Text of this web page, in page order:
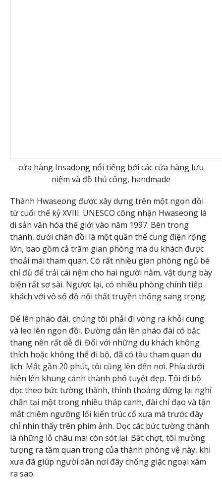
cửa hàng Insadong nổi tiếng bởi các cửa hàng lưu
niệm và đồ thủ công, handmade
Thành Hwaseong được xây dựng trên một ngọn đồi
từ cuối thế kỷ XVIII. UNESCO công nhận Hwaseong là
di sản văn hóa thế giới vào năm 1997. Bên trong
thành, dưới chân đồi là một quần thể cung điện rộng
lớn, bao gồm cả trăm gian phòng mà du khách được
thoải mái tham quan. Có rất nhiều gian phòng ngủ bé
chỉ đủ để trải cái nệm cho hai người nằm, vật dụng bày
biện rất sơ sài. Ngược lại, có nhiều phòng chính tiếp
khách với vô số đồ nội thất truyền thống sang trọng.
Để lên pháo đài, chúng tôi phải đi vòng ra khỏi cung
và leo lên ngọn đồi. Đường dẫn lên pháo đài có bậc
thang nên rất dễ đi. Đối với những du khách không
thích hoặc không thể đi bộ, đã có tàu tham quan du
lịch. Mất gần 20 phút, tôi cũng lên đến nơi. Phía dưới
hiện lên khung cảnh thành phố tuyệt đẹp. Tôi đi bộ
dọc theo bức tường thành, thỉnh thoảng dừng lại nghỉ
chân tại một trong nhiều tháp canh, đài chỉ đạo và tận
mắt chiêm ngưỡng lối kiến trúc cổ xưa mà trước đây
chỉ nhìn thấy trên phim ảnh. Dọc các bức tường thành
là những lỗ châu mai còn sót lại. Bất chợt, tôi mường
tượng ra tầm quan trọng của thành phòng vệ này, khi
xưa đã giúp người dân nơi đây chống giặc ngoại xâm
ra sao.